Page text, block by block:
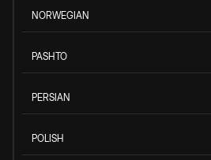
NORWEGIAN
PASHTO
PERSIAN
POLISH